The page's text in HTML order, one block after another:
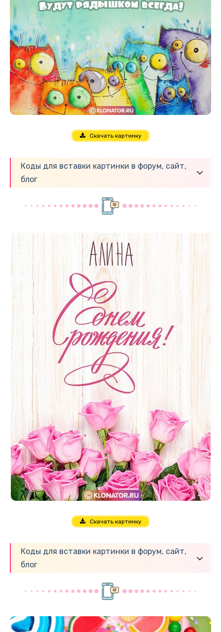
Скачать картинку
Коды для вставки картинки в форум, сайт,
блог
Скачать картинку
Коды для вставки картинки в форум, сайт,
блог